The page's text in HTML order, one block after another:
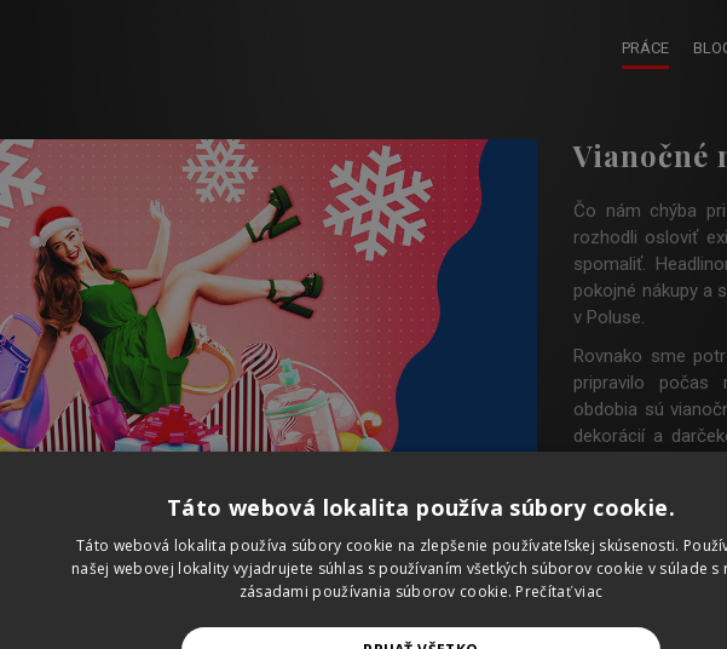
PRÁCE
Vianočné
Čo nám chýba
rozhodli osloviť
spomaliť.
pokojné nákupy a
v Poluse.
Rovnako sme
pripravilo počas
obdobia sú
dekorácií a
rámci Mikuláša
Vizuály sme
primárne
využívali sociálne
Táto webová lokalita používa súbory cookie.
Táto webová lokalita používa súbory cookie na zlepšenie používateľskej skúsenosti.
našej webovej lokality vyjadrujete súhlas s používaním všetkých súborov cookie v súlade s
zásadami používania súborov cookie. Prečítať viac